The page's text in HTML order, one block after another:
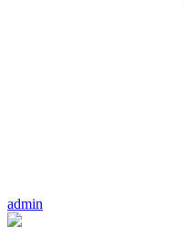
admin